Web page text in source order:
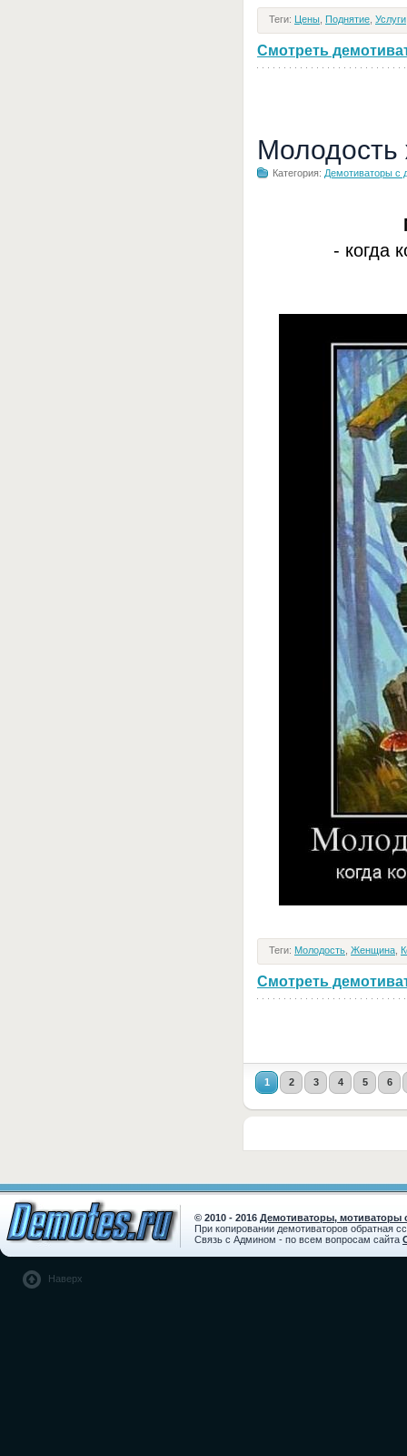
Теги: Цены Поднятие Услуги
Смотреть
Молодость
Категория: Демотиваторы с
- когда
Теги: Молодость Женщина
Смотреть
1 2 3 4 5 6
© 2010 - 2016 Демотиваторы, мотиваторы
При копировании демотиваторов обратная
Связь с Админом - по всем вопросам сайта
Наверх